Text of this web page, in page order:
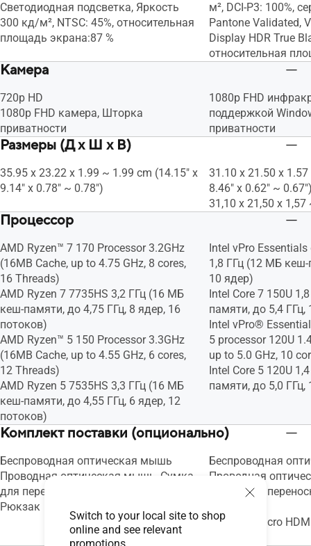
Switch to your local site to shop
online and see relevant
Светодиодная подсветка, Яркость
300 кд/м², NTSC: 45%, относительная
площадь экрана:87 %
м², DCI-P3: 100%,
Pantone Validated,
Display HDR True
относительная
Камера
720p HD
1080p FHD камера, Шторка
приватности
1080p FHD
поддержкой
приватности
Размеры (Д x Ш x В)
35.95 x 23.22 x 1.99 ~ 1.99 cm (14.15" x
9.14" x 0.78" ~ 0.78")
31.10 x 21.50 x
8.46" x 0.62" ~
31,10 x 21,50 x
Процессор
AMD Ryzen™ 7 170 Processor 3.2GHz
(16MB Cache, up to 4.75 GHz, 8 cores,
16 Threads)
AMD Ryzen 7 7735HS 3,2 ГГц (16 МБ
кеш-памяти, до 4,75 ГГц, 8 ядер, 16
потоков)
AMD Ryzen™ 5 150 Processor 3.3GHz
(16MB Cache, up to 4.55 GHz, 6 cores,
12 Threads)
AMD Ryzen 5 7535HS 3,3 ГГц (16 МБ
кеш-памяти, до 4,55 ГГц, 6 ядер, 12
потоков)
Intel vPro Essentials
1,8 ГГц (12 МБ кеш-
10 ядер)
Intel Core 7 150U
памяти, до 5,4 ГГц,
Intel vPro®
5 processor 120U
up to 5.0 GHz, 10
Intel Core 5 120U
памяти, до 5,0 ГГц,
Комплект поставки (опционально)
Беспроводная оптическая мышь
Проводная оптическая мышь, Сумка
для переноски
Рюкзак
Беспроводная
Проводная
Сумка для
Адаптер Micro